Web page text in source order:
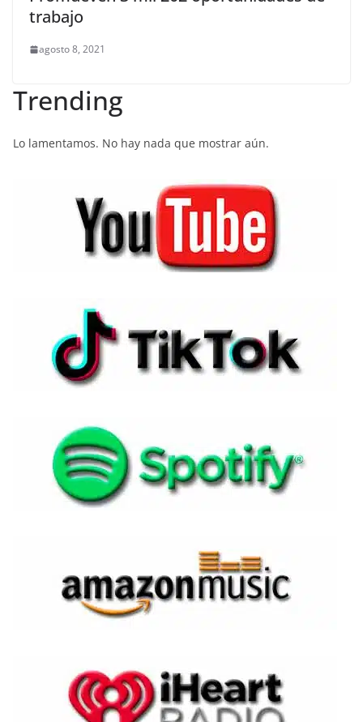
trabajo
agosto 8, 2021
Trending
Lo lamentamos. No hay nada que mostrar aún.